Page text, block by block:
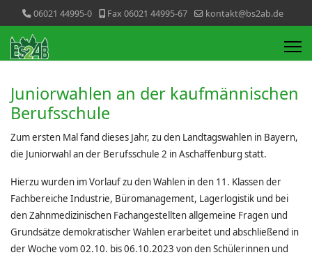
06021 44995-0 Fax 06021 44995-67 kontakt@bs2ab.de
Juniorwahlen an der kaufmännischen
Berufsschule
Zum ersten Mal fand dieses Jahr, zu den Landtagswahlen in Bayern,
die Juniorwahl an der Berufsschule 2 in Aschaffenburg statt.
Hierzu wurden im Vorlauf zu den Wahlen in den 11. Klassen der
Fachbereiche Industrie, Büromanagement, Lagerlogistik und bei
den Zahnmedizinischen Fachangestellten allgemeine Fragen und
Grundsätze demokratischer Wahlen erarbeitet und abschließend in
der Woche vom 02.10. bis 06.10.2023 von den Schülerinnen und